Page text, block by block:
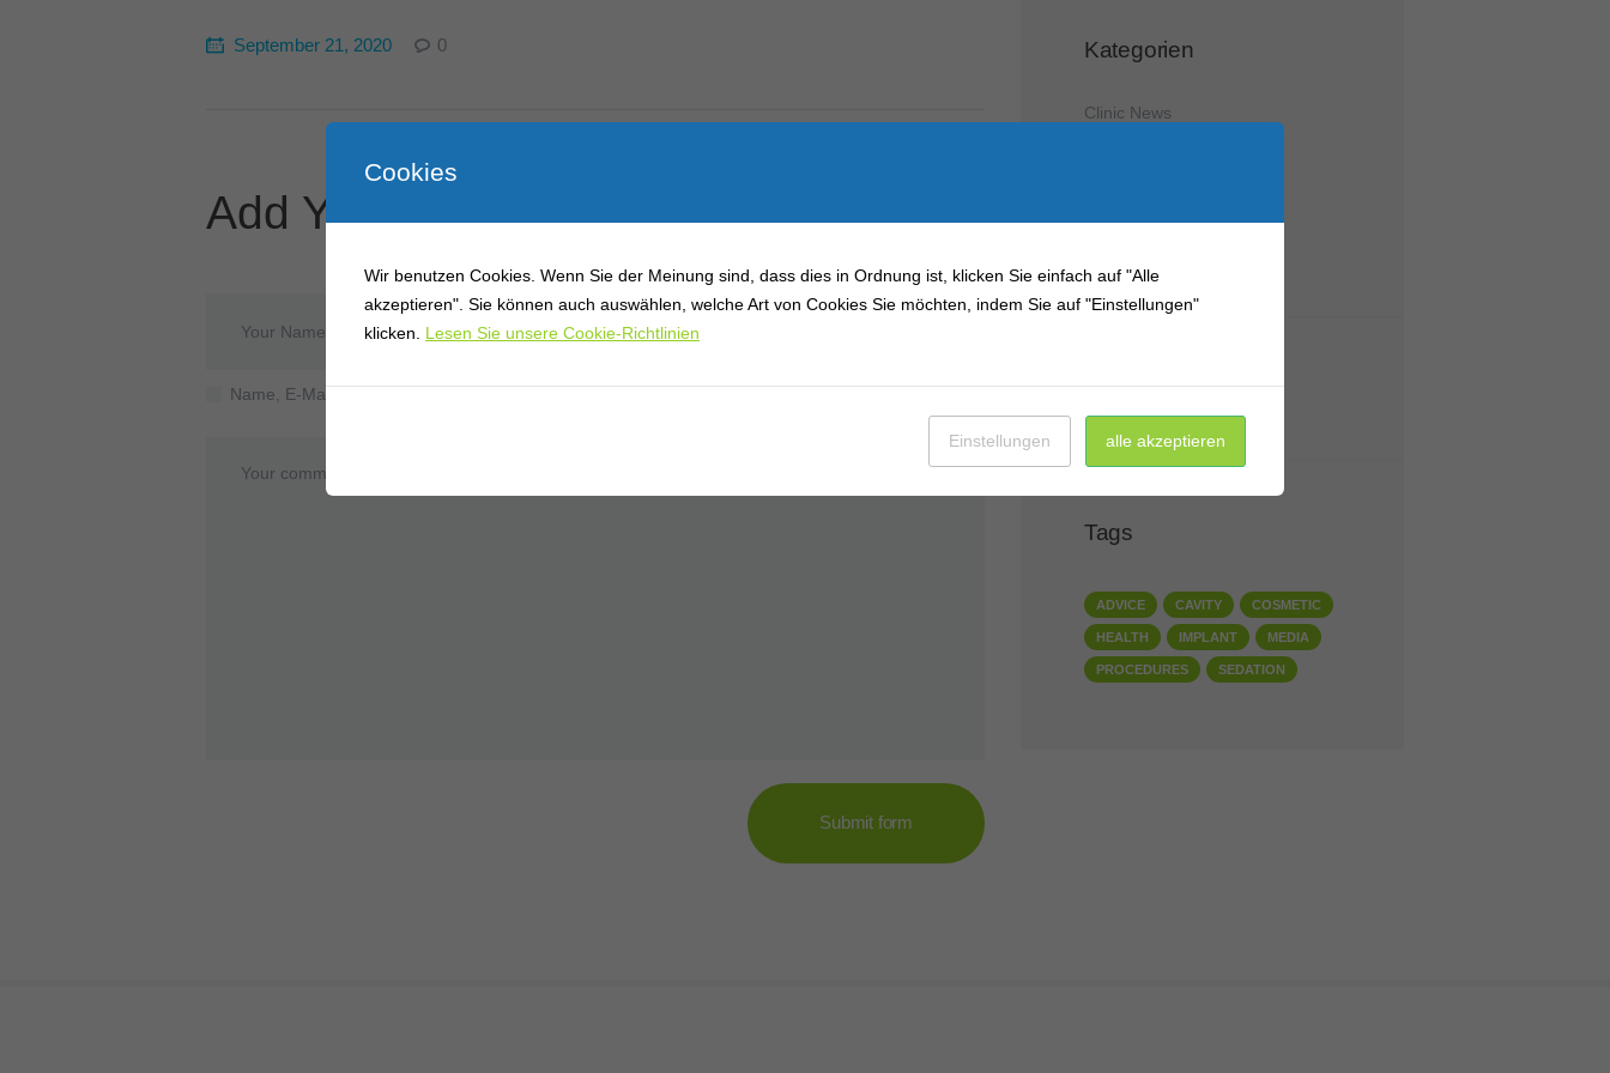
September 21, 2020 0
Add Your Comment
Name, E-Mail-Adresse und Website in diesem Browser für meinen nächsten Kommentar speichern.
Kategorien
Clinic News
Comments
Tags
ADVICE CAVITY COSMETIC
HEALTH IMPLANT MEDIA
PROCEDURES SEDATION
Cookies
Wir benutzen Cookies. Wenn Sie der Meinung sind, dass dies in Ordnung ist, klicken Sie einfach auf "Alle
akzeptieren". Sie können auch auswählen, welche Art von Cookies Sie möchten, indem Sie auf "Einstellungen"
klicken. Lesen Sie unsere Cookie-Richtlinien
Einstellungen alle akzeptieren